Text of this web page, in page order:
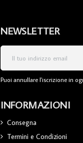
NEWSLETTER
Puoi annullare l'iscrizione in
INFORMAZIONI
Consegna
Termini e Condizioni